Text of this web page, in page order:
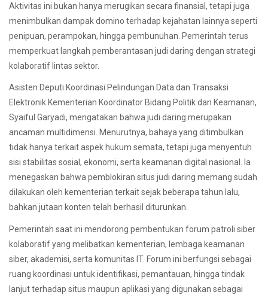
Aktivitas ini bukan hanya merugikan secara finansial, tetapi juga
menimbulkan dampak domino terhadap kejahatan lainnya seperti
penipuan, perampokan, hingga pembunuhan. Pemerintah terus
memperkuat langkah pemberantasan judi daring dengan strategi
kolaboratif lintas sektor.
Asisten Deputi Koordinasi Pelindungan Data dan Transaksi
Elektronik Kementerian Koordinator Bidang Politik dan Keamanan,
Syaiful Garyadi, mengatakan bahwa judi daring merupakan
ancaman multidimensi. Menurutnya, bahaya yang ditimbulkan
tidak hanya terkait aspek hukum semata, tetapi juga menyentuh
sisi stabilitas sosial, ekonomi, serta keamanan digital nasional. Ia
menegaskan bahwa pemblokiran situs judi daring memang sudah
dilakukan oleh kementerian terkait sejak beberapa tahun lalu,
bahkan jutaan konten telah berhasil diturunkan.
Pemerintah saat ini mendorong pembentukan forum patroli siber
kolaboratif yang melibatkan kementerian, lembaga keamanan
siber, akademisi, serta komunitas IT. Forum ini berfungsi sebagai
ruang koordinasi untuk identifikasi, pemantauan, hingga tindak
lanjut terhadap situs maupun aplikasi yang digunakan sebagai